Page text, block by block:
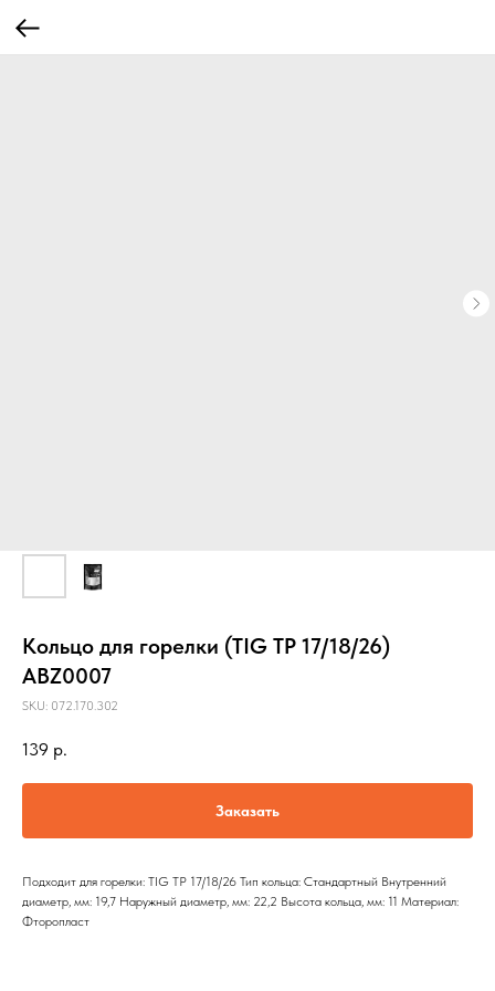
Кольцо для горелки (TIG TP 17/18/26)
ABZ0007
SKU: 072.170.302
139 р.
Заказать
Подходит для горелки: TIG TP 17/18/26 Тип кольца: Стандартный Внутренний
диаметр, мм: 19,7 Наружный диаметр, мм: 22,2 Высота кольца, мм: 11 Материал:
Фторопласт